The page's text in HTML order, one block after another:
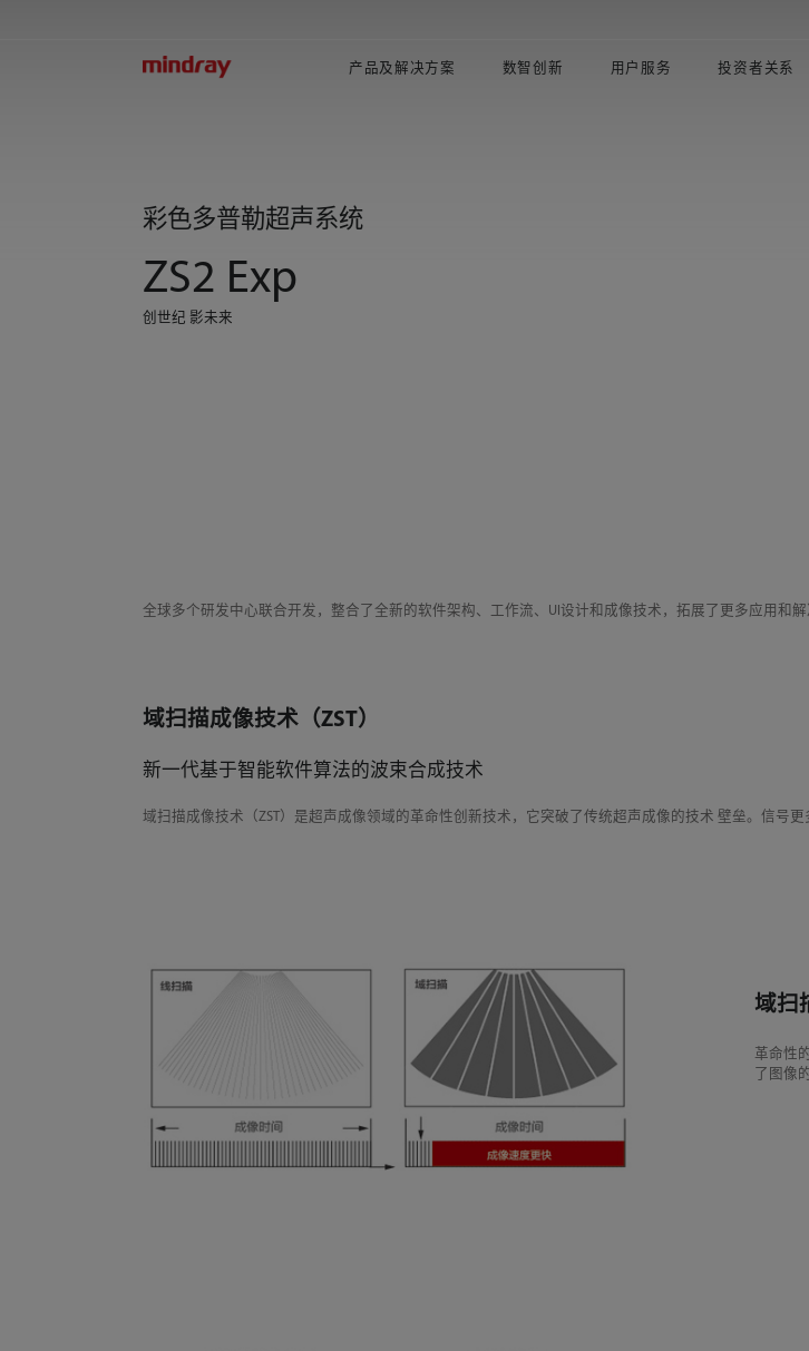
产品及解决方案 数智创新 用户服务 投资者关系
彩色多普勒超声系统
ZS2 Exp
创世纪 影未来
全球多个研发中心联合开发，整合了全新的软件架构、工作流、UI设计和成像技术，拓展了更多应用和
域扫描成像技术（ZST）
新一代基于智能软件算法的波束合成技术
域扫描成像技术（ZST）是超声成像领域的革命性创新技术，它突破了传统超声成像的技术 壁垒。信号更
域扫
革命性
了图像